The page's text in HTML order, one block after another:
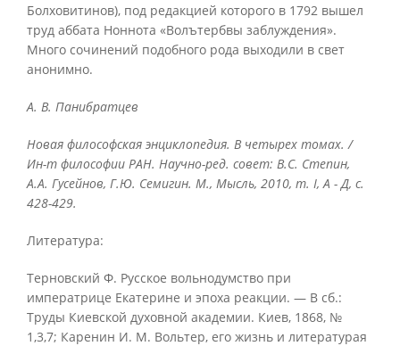
Болховитинов), под редакцией которого в 1792 вышел
труд аббата Ноннота «Волътербвы заблуждения».
Много сочинений подобного рода выходили в свет
анонимно.
А. В. Панибратцев
Новая философская энциклопедия. В четырех томах. /
Ин-т философии РАН. Научно-ред. совет: В.С. Степин,
А.А. Гусейнов, Г.Ю. Семигин. М., Мысль, 2010, т. I, А - Д, с.
428-429.
Литература:
Терновский Ф. Русское вольнодумство при
императрице Екатерине и эпоха реакции. — В сб.:
Труды Киевской духовной академии. Киев, 1868, №
1,3,7; Каренин И. М. Вольтер, его жизнь и литературая